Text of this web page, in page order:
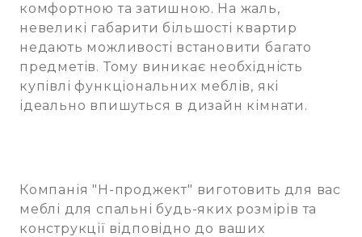
комфортною та затишною. На жаль,
невеликі габарити більшості квартир
недають можливості встановити багато
предметів. Тому виникає необхідність
купівлі функціональних меблів, які
ідеально впишуться в дизайн кімнати.
Компанія "Н-проджект" виготовить для вас
меблі для спальні будь-яких розмірів та
конструкції відповідно до ваших